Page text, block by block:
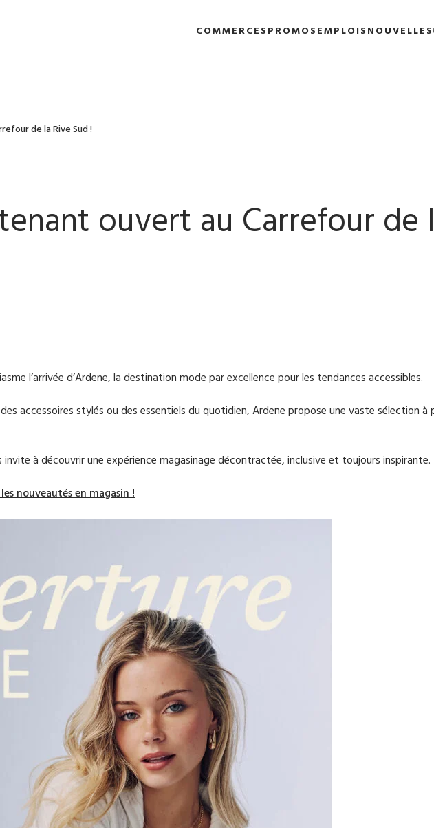
COMMERCESPROMOSEMPLOISNOUVELLES
de la Rive Sud !
ouvert au Carrefour de
l’arrivée d’Ardene, la destination mode par excellence pour les tendances accessibles.
accessoires stylés ou des essentiels du quotidien, Ardene propose une vaste sélection
à découvrir une expérience magasinage décontractée, inclusive et toujours inspirante.
nouveautés en magasin !